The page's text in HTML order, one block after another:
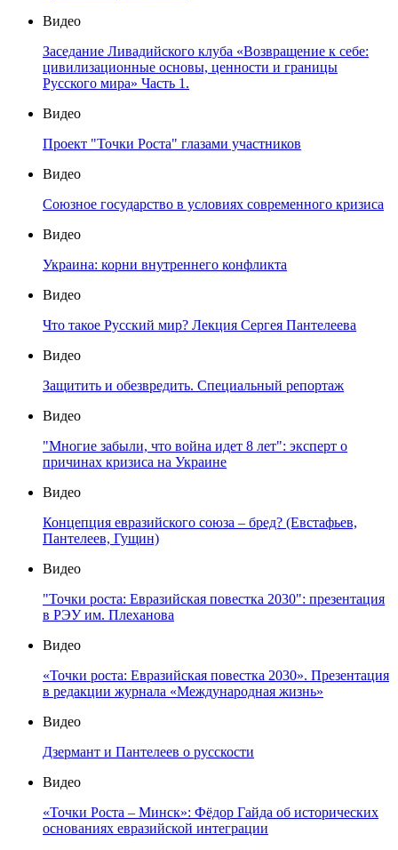
Видео
Заседание Ливадийского клуба «Возвращение к себе:
цивилизационные основы, ценности и границы
Русского мира» Часть 1.
Видео
Проект "Точки Роста" глазами участников
Видео
Союзное государство в условиях современного кризиса
Видео
Украина: корни внутреннего конфликта
Видео
Что такое Русский мир? Лекция Сергея Пантелеева
Видео
Защитить и обезвредить. Специальный репортаж
Видео
"Многие забыли, что война идет 8 лет": эксперт о
причинах кризиса на Украине
Видео
Концепция евразийского союза – бред? (Евстафьев,
Пантелеев, Гущин)
Видео
"Точки роста: Евразийская повестка 2030": презентация
в РЭУ им. Плеханова
Видео
«Точки роста: Евразийская повестка 2030». Презентация
в редакции журнала «Международная жизнь»
Видео
Дзермант и Пантелеев о русскости
Видео
«Точки Роста – Минск»: Фёдор Гайда об исторических
основаниях евразийской интеграции